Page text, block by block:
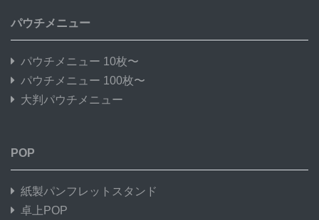
パウチメニュー
パウチメニュー 10枚〜
パウチメニュー 100枚〜
大判パウチメニュー
POP
紙製パンフレットスタンド
卓上POP